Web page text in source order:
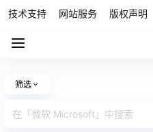
技术支持 网站服务 版权声明
筛选